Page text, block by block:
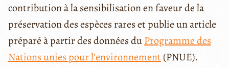
contribution à la sensibilisation en faveur de la
préservation des espèces rares et publie un article
préparé à partir des données duProgramme des
Nations unies pour l’environnement(PNUE).